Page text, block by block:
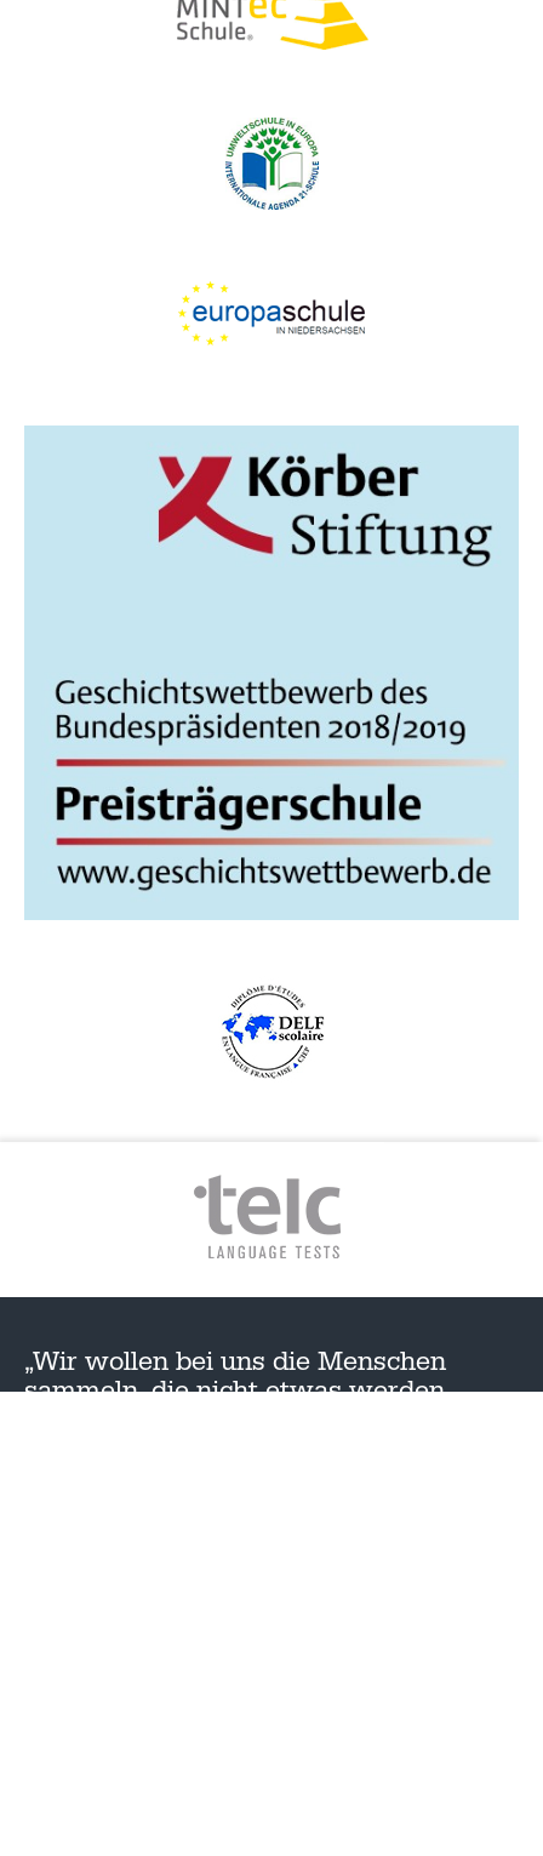
„Wir wollen bei uns die Menschen
sammeln, die nicht etwas werden